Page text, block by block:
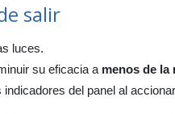
salir
luces.
su eficacia a menos de la
del panel al